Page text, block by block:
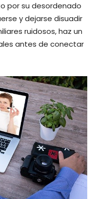
por su desordenado
y dejarse disuadir
ruidosos, haz un
antes de conectar